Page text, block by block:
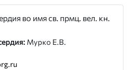
во имя св. прмц. вел. кн.
Мурко Е.В.